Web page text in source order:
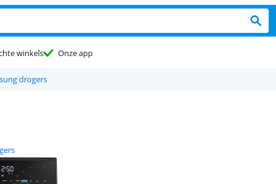
winkels Onze app
drogers